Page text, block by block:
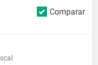
Comparar